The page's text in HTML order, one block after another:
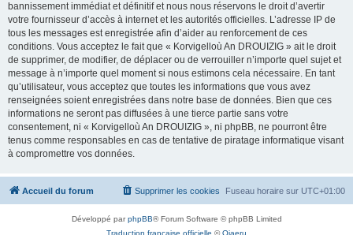
bannissement immédiat et définitif et nous nous réservons le droit d’avertir
votre fournisseur d’accès à internet et les autorités officielles. L’adresse IP de
tous les messages est enregistrée afin d’aider au renforcement de ces
conditions. Vous acceptez le fait que « Korvigelloù An DROUIZIG » ait le droit
de supprimer, de modifier, de déplacer ou de verrouiller n’importe quel sujet et
message à n’importe quel moment si nous estimons cela nécessaire. En tant
qu’utilisateur, vous acceptez que toutes les informations que vous avez
renseignées soient enregistrées dans notre base de données. Bien que ces
informations ne seront pas diffusées à une tierce partie sans votre
consentement, ni « Korvigelloù An DROUIZIG », ni phpBB, ne pourront être
tenus comme responsables en cas de tentative de piratage informatique visant
à compromettre vos données.
Accueil du forum Fuseau horaire sur UTC+01:00
Supprimer les cookies
Développé parphpBB® Forum Software © phpBB Limited
Traduction française officielle ©Qiaeru